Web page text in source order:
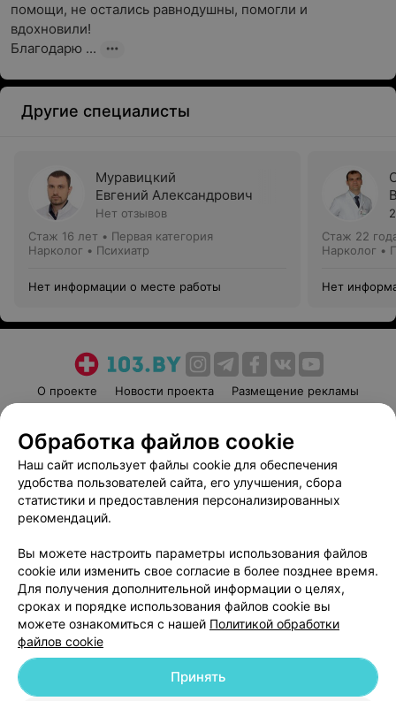
помощи, не остались равнодушны, помогли и
вдохновили!
Благодарю ...
Другие специалисты
Муравицкий
Евгений Александрович
Нет отзывов
Стаж 16 лет • Первая категория
Нарколог • Психиатр
Нет информации о месте работы
Стаж 22
Нарколог •
Нет
О проекте Новости проекта
Размещение рекламы
Пользовательское соглашение
Способы оплаты
Вакансии
Партнеры
Написать руководителю 103.by
Обработка персональных данных
© 2026 ООО «Артокс Лаб», УНП 191700409
| 220012, Республика Беларусь,
Обработка файлов cookie
Наш сайт использует файлы cookie для обеспечения
удобства пользователей сайта, его улучшения, сбора
статистики и предоставления персонализированных
рекомендаций.
Вы можете настроить параметры использования файлов
cookie или изменить свое согласие в более позднее время.
Для получения дополнительной информации о целях,
сроках и порядке использования файлов cookie вы
можете ознакомиться с нашей Политикой обработки
файлов cookie
Принять